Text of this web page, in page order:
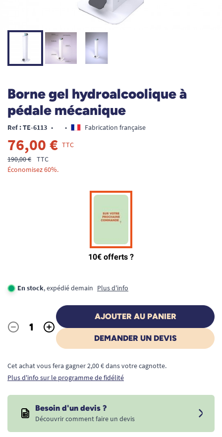
Borne gel hydroalcoolique à
pédale mécanique
Ref : TE-6113 • • Fabrication française
76,00 € TTC
190,00 €
TTC
Économisez 60%.
En stock, expédié demain Plus d'info
Quantité
- +
AJOUTER AU PANIER
DEMANDER UN DEVIS
Cet achat vous fera gagner 2,00 € dans votre cagnotte.
Plus d'info sur le programme de fidélité
Besoin d'un devis ?
Découvrir comment faire un devis